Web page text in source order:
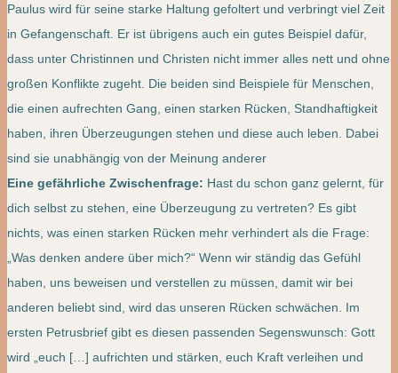
Paulus wird für seine starke Haltung gefoltert und verbringt viel Zeit
in Gefangenschaft. Er ist übrigens auch ein gutes Beispiel dafür,
dass unter Christinnen und Christen nicht immer alles nett und ohne
großen Konflikte zugeht. Die beiden sind Beispiele für Menschen,
die einen aufrechten Gang, einen starken Rücken, Standhaftigkeit
haben, ihren Überzeugungen stehen und diese auch leben. Dabei
sind sie unabhängig von der Meinung anderer
Eine gefährliche Zwischenfrage: Hast du schon ganz gelernt, für
dich selbst zu stehen, eine Überzeugung zu vertreten? Es gibt
nichts, was einen starken Rücken mehr verhindert als die Frage:
„Was denken andere über mich?“ Wenn wir ständig das Gefühl
haben, uns beweisen und verstellen zu müssen, damit wir bei
anderen beliebt sind, wird das unseren Rücken schwächen. Im
ersten Petrusbrief gibt es diesen passenden Segenswunsch: Gott
wird „euch […] aufrichten und stärken, euch Kraft verleihen und